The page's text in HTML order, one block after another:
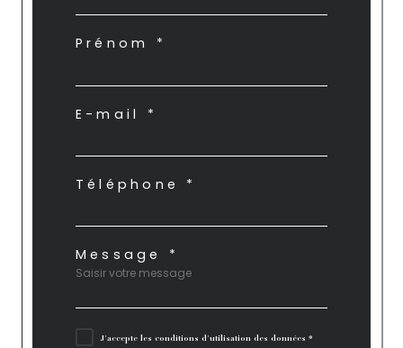
Prénom *
E-mail *
Téléphone *
Message *
J'accepte les conditions d'utilisation des données *